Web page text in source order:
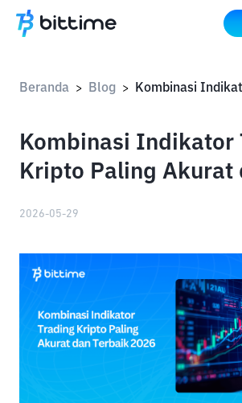
Beranda > Blog >
Kombinasi Indikator
Kripto Paling Akurat
2026-05-29